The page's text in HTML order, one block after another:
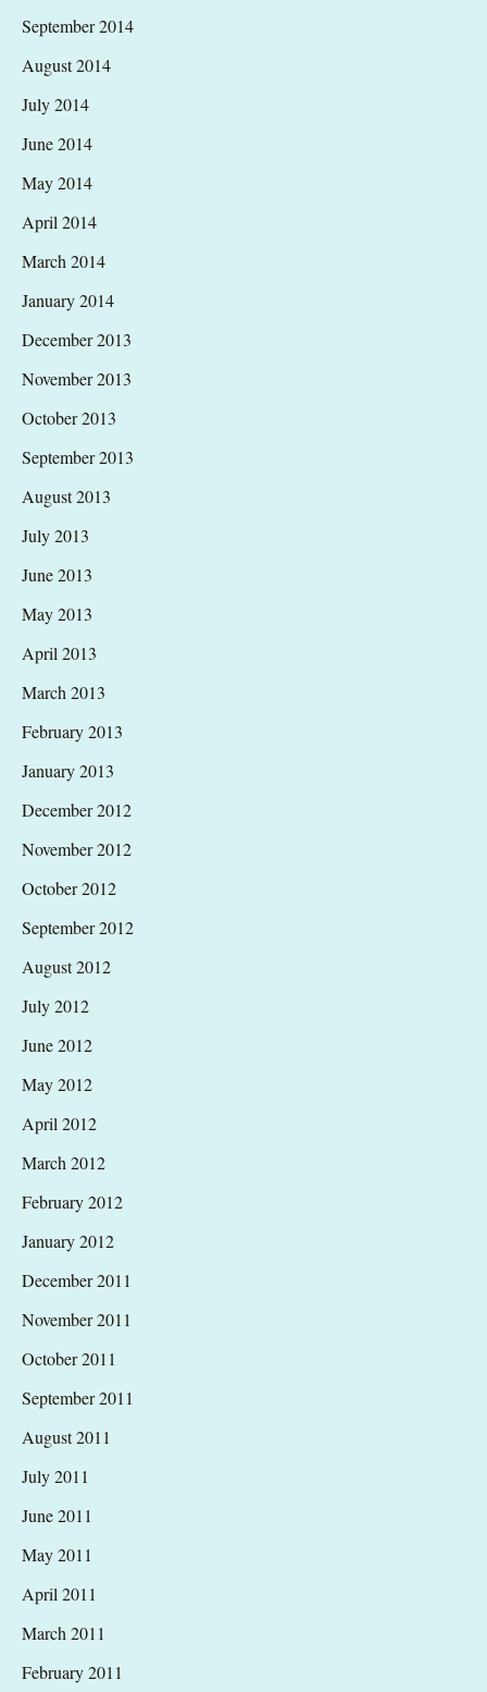
September 2014
August 2014
July 2014
June 2014
May 2014
April 2014
March 2014
January 2014
December 2013
November 2013
October 2013
September 2013
August 2013
July 2013
June 2013
May 2013
April 2013
March 2013
February 2013
January 2013
December 2012
November 2012
October 2012
September 2012
August 2012
July 2012
June 2012
May 2012
April 2012
March 2012
February 2012
January 2012
December 2011
November 2011
October 2011
September 2011
August 2011
July 2011
June 2011
May 2011
April 2011
March 2011
February 2011